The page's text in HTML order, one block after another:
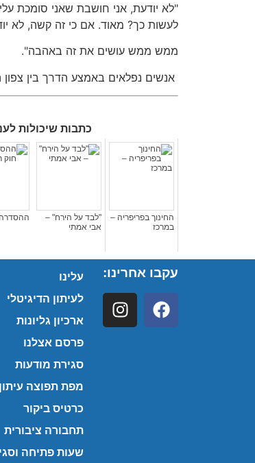
"לא יודעת, אני חושבת שאני סומכת
לעשות כך? מאוד. אם כי זה קשה, לא
ממש ממש עושים את זה באהבה".
אנשים נפלאים באמצע הדרך בין צפון
כתבות שיכולות
החינוך בפריפריה –
במרכז
"לבד על הירח" –
אבי אמתי
עקבו אחרינו:
עלינו
לעיתון הדיגיטלי
ארכיון גליונות
פרסם אצלנו
סגירת מודעות
מפת תפוצה
כרטיס ביקור
תחבורה ציבורית
שעות פתיחה